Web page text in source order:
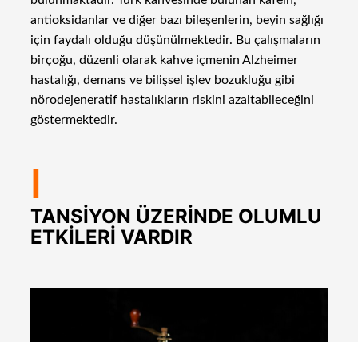
antioksidanlar ve diğer bazı bileşenlerin, beyin sağlığı
için faydalı olduğu düşünülmektedir. Bu çalışmaların
birçoğu, düzenli olarak kahve içmenin Alzheimer
hastalığı, demans ve bilişsel işlev bozukluğu gibi
nörodejeneratif hastalıkların riskini azaltabileceğini
göstermektedir.
I
TANSİYON ÜZERİNDE OLUMLU
ETKİLERİ VARDIR